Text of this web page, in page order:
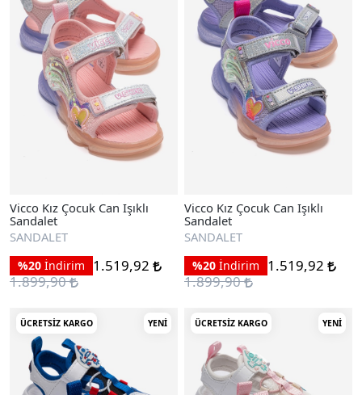
Vicco Kız Çocuk Can Işıklı
Sandalet
SANDALET
%20 İndirim
1.519,92
1.899,90
Vicco Kız Çocuk Can Işıklı
Sandalet
SANDALET
%20 İndirim
1.519,92
1.899,90
ÜCRETSIZ KARGO YENI ÜCRETSIZ KARGO YENI